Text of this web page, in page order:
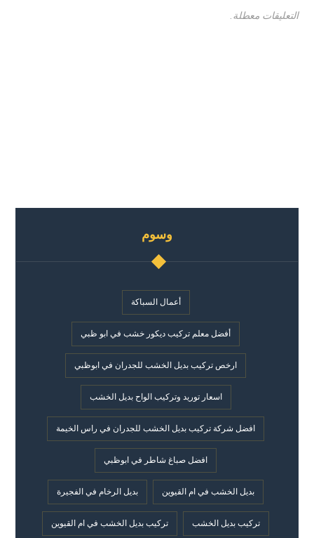
التعليقات معطلة.
وسوم
أعمال السباكة
أفضل معلم تركيب ديكور خشب في ابو ظبي
ارخص تركيب بديل الخشب للجدران في ابوظبي
اسعار توريد وتركيب الواح بديل الخشب
افضل شركة تركيب بديل الخشب للجدران في راس الخيمة
افضل صباغ شاطر في ابوظبي
بديل الخشب في ام القيوين بديل الرخام في الفجيرة
تركيب بديل الخشب تركيب بديل الخشب في ام القيوين